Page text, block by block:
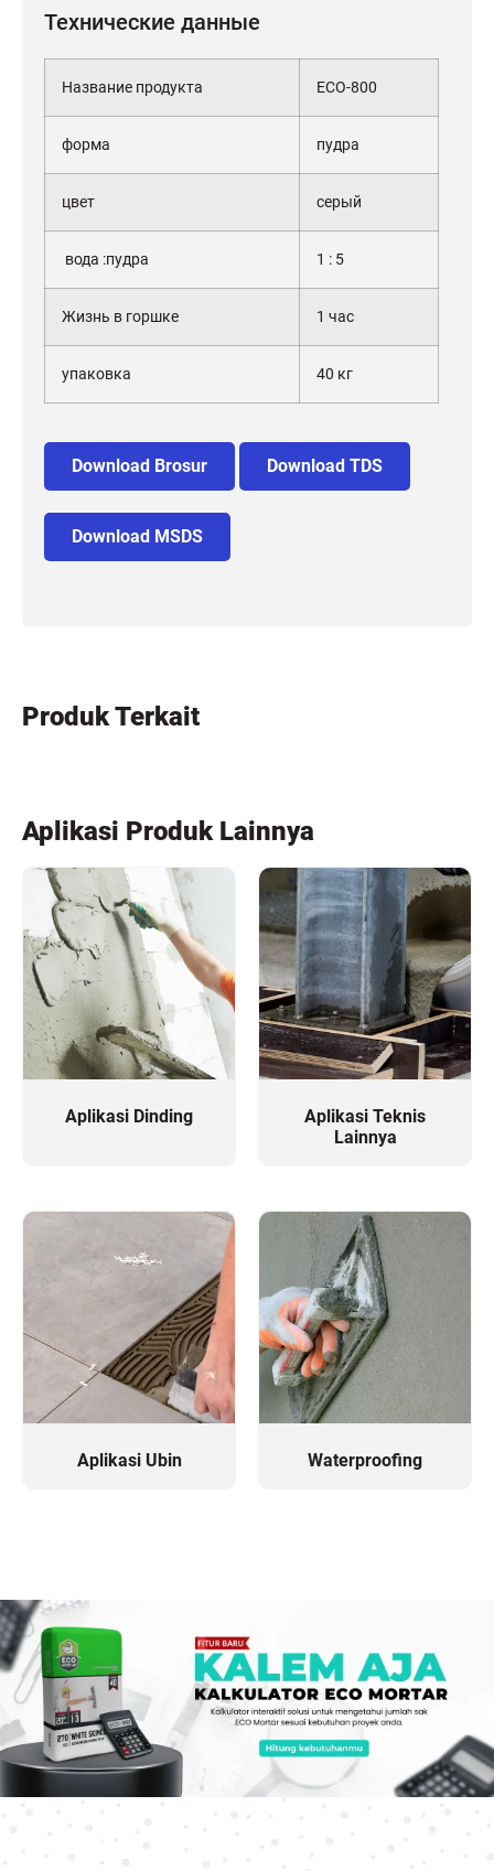
Технические данные
Название продукта ECO-800
форма пудра
цвет серый
вода :пудра 1 : 5
Жизнь в горшке 1 час
упаковка 40 кг
Download Brosur Download TDS
Download MSDS
Produk Terkait
Aplikasi Produk Lainnya
Aplikasi Dinding
Aplikasi Teknis
Lainnya
Aplikasi Ubin Waterproofing